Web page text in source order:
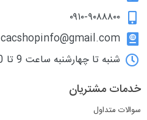
۰۹۱۰-۹۰۸۸۸۰۰
cacshopinfo@gmail.com
شنبه تا چهارشنبه ساعت 9 تا 20 | پنجشنبه ساعت 9 تا 18
خدمات مشتریان
سوالات متداول